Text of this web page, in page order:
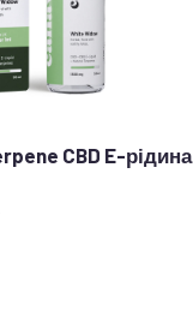
CBD E-рідина
4.7 out of 5 stars